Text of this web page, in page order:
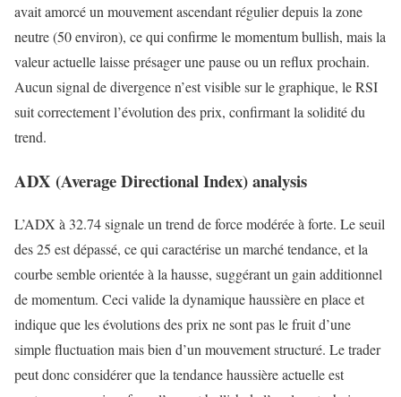
avait amorcé un mouvement ascendant régulier depuis la zone
neutre (50 environ), ce qui confirme le momentum bullish, mais la
valeur actuelle laisse présager une pause ou un reflux prochain.
Aucun signal de divergence n’est visible sur le graphique, le RSI
suit correctement l’évolution des prix, confirmant la solidité du
trend.
ADX (Average Directional Index) analysis
L’ADX à 32.74 signale un trend de force modérée à forte. Le seuil
des 25 est dépassé, ce qui caractérise un marché tendance, et la
courbe semble orientée à la hausse, suggérant un gain additionnel
de momentum. Ceci valide la dynamique haussière en place et
indique que les évolutions des prix ne sont pas le fruit d’une
simple fluctuation mais bien d’un mouvement structuré. Le trader
peut donc considérer que la tendance haussière actuelle est